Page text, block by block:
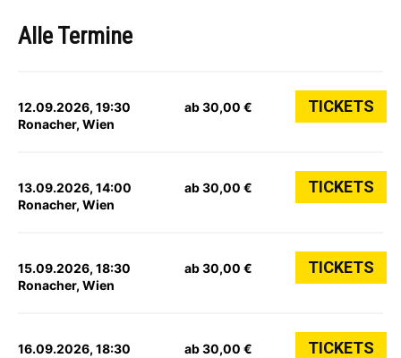
Alle Termine
12.09.2026, 19:30
Ronacher, Wien
ab 30,00 € TICKETS
13.09.2026, 14:00
Ronacher, Wien
ab 30,00 € TICKETS
15.09.2026, 18:30
Ronacher, Wien
ab 30,00 € TICKETS
16.09.2026, 18:30
ab 30,00 € TICKETS